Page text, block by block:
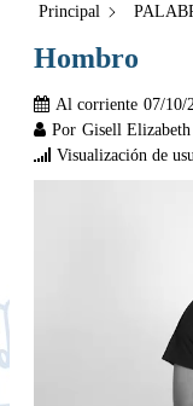
Principal
Hombro
Al corriente 07/10/
Por Gisell
Visualización de